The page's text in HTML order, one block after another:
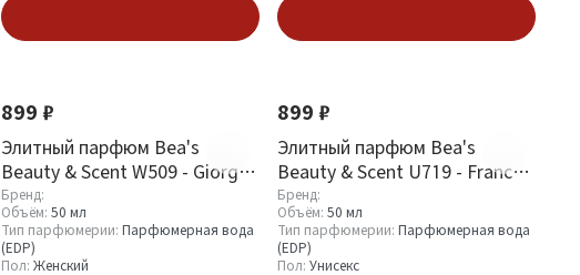
899 ₽
Элитный парфюм Bea's
Beauty & Scent W509 - Giorgio
Аrmani Si
Бренд:
Объём: 50 мл
Тип парфюмерии: Парфюмерная вода
(EDP)
Пол: Женский
899 ₽
Элитный парфюм Bea's
Beauty & Scent U719 - Franck
Boclet Cocaine
Бренд:
Объём: 50 мл
Тип парфюмерии: Парфюмерная вода
(EDP)
Пол: Унисекс